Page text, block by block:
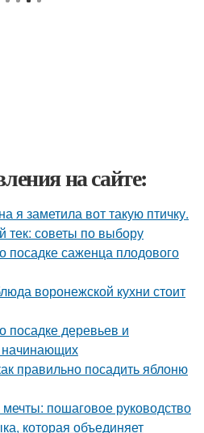
на сайте:
я заметила вот такую птичку.
тек: советы по выбору
посадке саженца плодового
воронежской кухни стоит
посадке деревьев и
начинающих
правильно посадить яблоню
пошаговое руководство
которая объединяет